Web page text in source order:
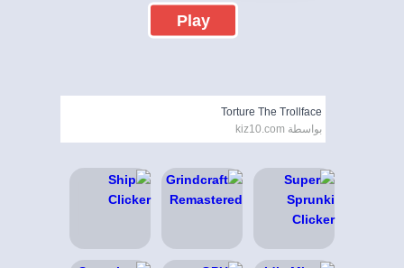
Play
Torture The Trollface
بواسطة kiz10.com